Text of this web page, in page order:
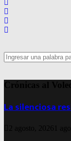
Search
for:
Crónicas al
La silenciosa
2 agosto, 2026 1